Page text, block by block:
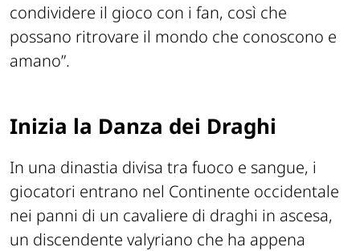
condividere il gioco con i fan, così che
possano ritrovare il mondo che conoscono e
amano”.
Inizia la Danza dei Draghi
In una dinastia divisa tra fuoco e sangue, i
giocatori entrano nel Continente occidentale
nei panni di un cavaliere di draghi in ascesa,
un discendente valyriano che ha appena